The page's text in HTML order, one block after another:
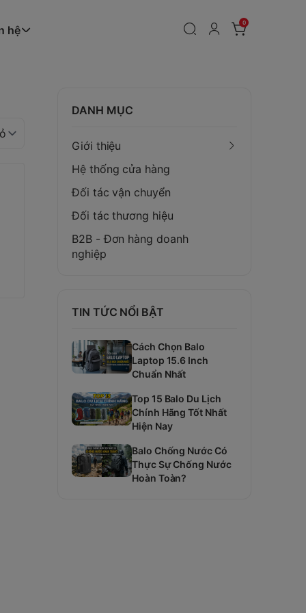
hệ
0
DANH MỤC
Giới thiệu
Hệ thống cửa hàng
Đối tác vận chuyển
Đối tác thương hiệu
B2B - Đơn hàng doanh
nghiệp
TIN TỨC NỔI BẬT
Cách Chọn Balo
Laptop 15.6 Inch
Chuẩn Nhất
Top 15 Balo Du Lịch
Chính Hãng Tốt Nhất
Hiện Nay
Balo Chống Nước Có
Thực Sự Chống Nước
Hoàn Toàn?